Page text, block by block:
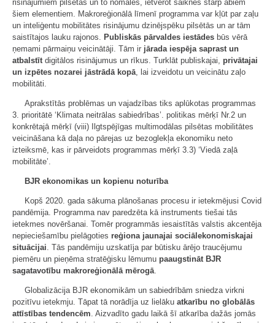
risinājumiem pilsētās un to nomalēs, ietverot saiknes starp abiem
šiem elementiem. Makroreģionālā līmenī programma var kļūt par zaļu
un inteliģentu mobilitātes risinājumu dzinējspēku pilsētās un ar tām
saistītajos lauku rajonos. Publiskās pārvaldes iestādes būs vērā
ņemami pārmaiņu veicinātāji. Tām ir jārada iespēja saprast un
atbalstītdigitālos risinājumus un rīkus. Turklāt publiskajai, privātajai
un izpētes nozarei jāstrādā kopā, lai izveidotu un veicinātu zaļo
mobilitāti.
Aprakstītās problēmas un vajadzības tiks aplūkotas programmas
3. prioritātē ‘Klimata neitrālas sabiedrības’. politikas mērķī Nr.2 un
konkrētajā mērķī (viii) Ilgtspējīgas multimodālas pilsētas mobilitātes
veicināšana kā daļa no pārejas uz bezoglekļa ekonomiku neto
izteiksmē, kas ir pārveidots programmas mērķī 3.3) ‘Viedā zaļā
mobilitāte’.
BJR ekonomikas un kopienu noturība
Kopš 2020. gada sākuma plānošanas procesu ir ietekmējusi Covid
pandēmija. Programma nav paredzēta kā instruments tiešai tās
ietekmes novēršanai. Tomēr programmās iesaistītās valstis akcentēja
nepieciešamību pielāgoties reģiona jaunajai sociālekonomiskajai
situācijai. Tās pandēmiju uzskatīja par būtisku ārējo traucējumu
piemēru un pieņēma stratēģisku lēmumu paaugstināt BJR
sagatavotību makroreģionālā mērogā.
Globalizācija BJR ekonomikām un sabiedrībām sniedza virkni
pozitīvu ietekmju. Tāpat tā norādīja uz lielāku atkarību no globālās
attīstības tendencēm. Aizvadīto gadu laikā šī atkarība dažās jomās